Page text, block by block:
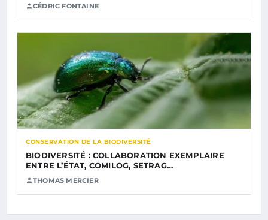
CÉDRIC FONTAINE
CONSERVATION DE LA BIODIVERSITÉ
BIODIVERSITÉ : COLLABORATION EXEMPLAIRE
ENTRE L’ÉTAT, COMILOG, SETRAG…
THOMAS MERCIER